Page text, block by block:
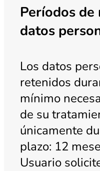
Períodos
datos
Los datos
retenidos
mínimo
de su
únicamente
plazo: 12
Usuario